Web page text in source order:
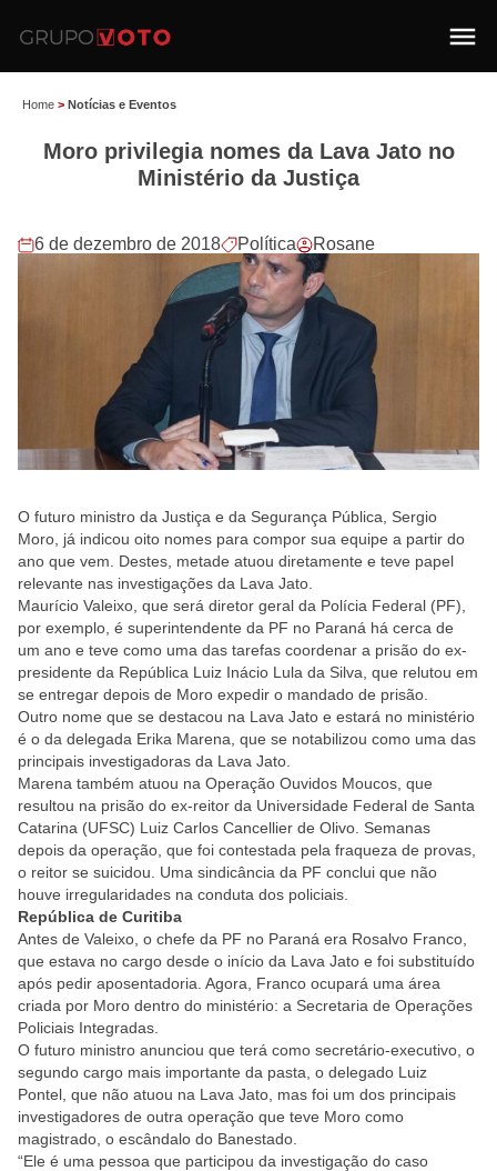
Home > Notícias e Eventos
Moro privilegia nomes da Lava Jato no
Ministério da Justiça
6 de dezembro de 2018 Política Rosane
O futuro ministro da Justiça e da Segurança Pública, Sergio
Moro, já indicou oito nomes para compor sua equipe a partir do
ano que vem. Destes, metade atuou diretamente e teve papel
relevante nas investigações da Lava Jato.
Maurício Valeixo, que será diretor geral da Polícia Federal (PF),
por exemplo, é superintendente da PF no Paraná há cerca de
um ano e teve como uma das tarefas coordenar a prisão do ex-
presidente da República Luiz Inácio Lula da Silva, que relutou em
se entregar depois de Moro expedir o mandado de prisão.
Outro nome que se destacou na Lava Jato e estará no ministério
é o da delegada Erika Marena, que se notabilizou como uma das
principais investigadoras da Lava Jato.
Marena também atuou na Operação Ouvidos Moucos, que
resultou na prisão do ex-reitor da Universidade Federal de Santa
Catarina (UFSC) Luiz Carlos Cancellier de Olivo. Semanas
depois da operação, que foi contestada pela fraqueza de provas,
o reitor se suicidou. Uma sindicância da PF conclui que não
houve irregularidades na conduta dos policiais.
República de Curitiba
Antes de Valeixo, o chefe da PF no Paraná era Rosalvo Franco,
que estava no cargo desde o início da Lava Jato e foi substituído
após pedir aposentadoria. Agora, Franco ocupará uma área
criada por Moro dentro do ministério: a Secretaria de Operações
Policiais Integradas.
O futuro ministro anunciou que terá como secretário-executivo, o
segundo cargo mais importante da pasta, o delegado Luiz
Pontel, que não atuou na Lava Jato, mas foi um dos principais
investigadores de outra operação que teve Moro como
magistrado, o escândalo do Banestado.
“Ele é uma pessoa que participou da investigação do caso